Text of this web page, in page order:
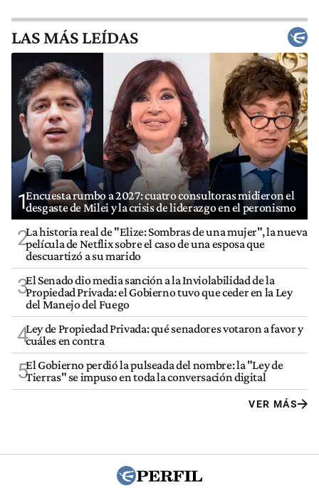
LAS MÁS LEÍDAS
1Encuesta rumbo a 2027: cuatro consultoras midieron el
desgaste de Milei y la crisis de liderazgo en el peronismo
2La historia real de "Elize: Sombras de una mujer", la nueva
película de Netflix sobre el caso de una esposa que
descuartizó a su marido
3El Senado dio media sanción a la Inviolabilidad de la
Propiedad Privada: el Gobierno tuvo que ceder en la Ley
del Manejo del Fuego
4Ley de Propiedad Privada: qué senadores votaron a favor y
cuáles en contra
5El Gobierno perdió la pulseada del nombre: la "Ley de
Tierras" se impuso en toda la conversación digital
VER MÁS